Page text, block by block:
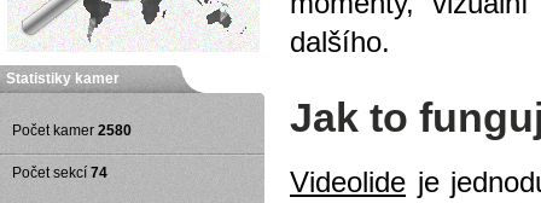
dalšího.
Jak to
Videolide je
Statistiky kamer
Počet kamer 2580
Počet sekcí 74